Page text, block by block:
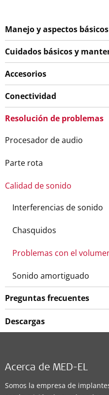
Manejo y aspectos básicos
Cuidados básicos y
Accesorios
Conectividad
Resolución de problemas
Procesador de audio
Parte rota
Calidad de sonido
Interferencias de sonido
Chasquidos
Problemas con el
Sonido amortiguado
Preguntas frecuentes
Descargas
Acerca de MED-EL
Somos la empresa de